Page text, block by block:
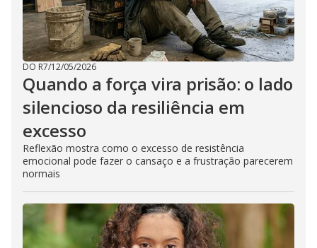
DO R7/12/05/2026
Quando a força vira prisão: o lado
silencioso da resiliência em
excesso
Reflexão mostra como o excesso de resistência
emocional pode fazer o cansaço e a frustração parecerem
normais